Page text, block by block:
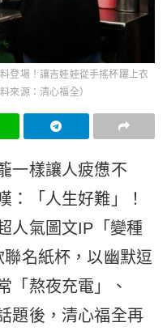
登場！讓吉娃娃從手搖杯躍上衣
來源：清心福全）
一樣讓人疲憊不
：「人生好難」！
人氣圖文IP「變種
名紙杯，以幽默逗
「熬夜充電」、
題後，清心福全再